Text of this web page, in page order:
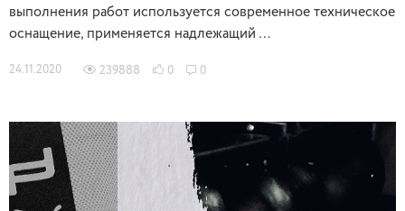
выполнения работ используется современное техническое
оснащение, применяется надлежащий …
24.11.2020 239888 0 0